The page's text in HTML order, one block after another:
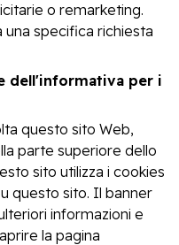
o remarketing.
specifica richiesta
dell'informativa per i
questo sito Web,
parte superiore dello
sito utilizza i cookies
questo sito. Il banner
informazioni e
la pagina